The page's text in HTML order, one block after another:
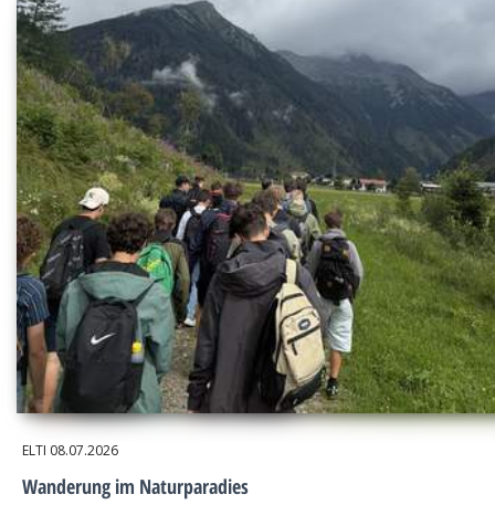
ELTI 08.07.2026
Wanderung im Naturparadies